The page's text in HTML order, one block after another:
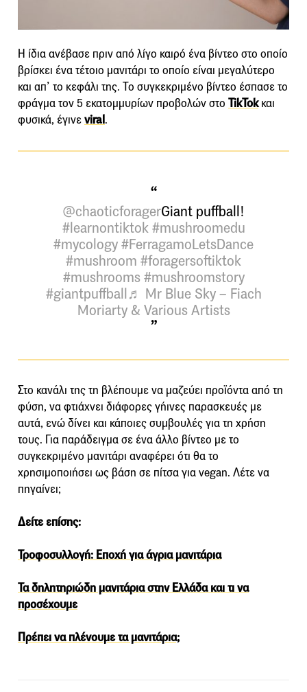
Η ίδια ανέβασε πριν από λίγο καιρό ένα βίντεο στο οποίο
βρίσκει ένα τέτοιο μανιτάρι το οποίο είναι μεγαλύτερο
και απ’ το κεφάλι της. Το συγκεκριμένο βίντεο έσπασε το
φράγμα τον 5 εκατομμυρίων προβολών στο TikTokκαι
φυσικά, έγινεviral .
@chaoticforagerGiant puffball!
#learnontiktok #mushroomedu
#mycology#FerragamoLetsDance
#mushroom #foragersoftiktok
#mushrooms #mushroomstory
#giantpuffball♬ Mr Blue Sky – Fiach
Moriarty & Various Artists
Στο κανάλι της τη βλέπουμε να μαζεύει προϊόντα από τη
φύση, να φτιάχνει διάφορες γήινες παρασκευές με
αυτά, ενώ δίνει και κάποιες συμβουλές για τη χρήση
τους. Για παράδειγμα σε ένα άλλο βίντεο με το
συγκεκριμένο μανιτάρι αναφέρει ότι θα το
χρησιμοποιήσει ως βάση σε πίτσα για vegan. Λέτε να
πηγαίνει;
Δείτε επίσης:
Τροφοσυλλογή: Εποχή για άγρια μανιτάρια
Τα δηλητηριώδη μανιτάρια στην Ελλάδα και τι να
προσέχουμε
Πρέπει να πλένουμε τα μανιτάρια;